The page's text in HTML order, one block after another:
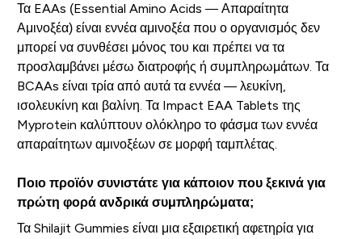
Τα EAAs (Essential Amino Acids — Απαραίτητα
Αμινοξέα) είναι εννέα αμινοξέα που ο οργανισμός δεν
μπορεί να συνθέσει μόνος του και πρέπει να τα
προσλαμβάνει μέσω διατροφής ή συμπληρωμάτων. Τα
BCAAs είναι τρία από αυτά τα εννέα — λευκίνη,
ισολευκίνη και βαλίνη. Τα Impact EAA Tablets της
Myprotein καλύπτουν ολόκληρο το φάσμα των εννέα
απαραίτητων αμινοξέων σε μορφή ταμπλέτας.
Ποιο προϊόν συνιστάτε για κάποιον που ξεκινά για
πρώτη φορά ανδρικά συμπληρώματα;
Τα Shilajit Gummies είναι μια εξαιρετική αφετηρία για